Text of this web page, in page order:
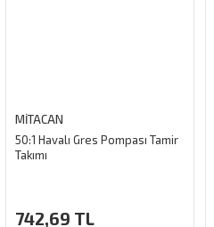
MİTACAN
50:1 Havalı Gres Pompası Tamir
Takımı
742,69 TL